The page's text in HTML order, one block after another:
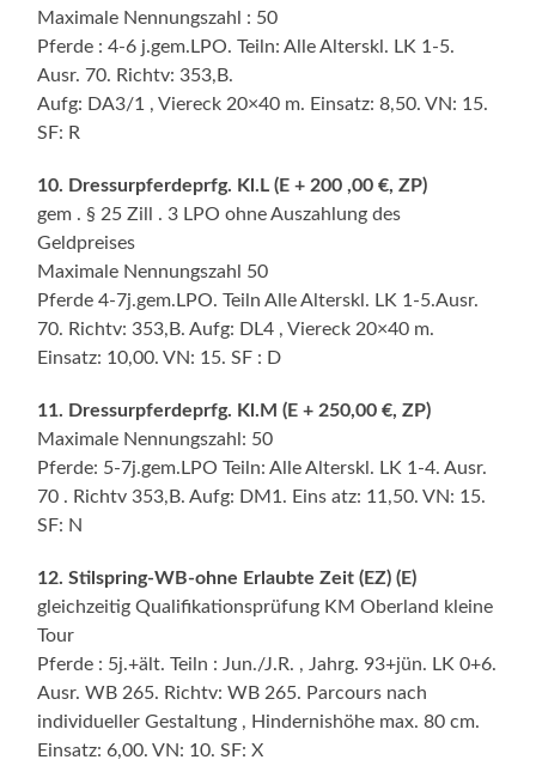
Maximale Nennungszahl : 50
Pferde : 4-6 j.gem.LPO. Teiln: Alle Alterskl. LK 1-5.
Ausr. 70. Richtv: 353,B.
Aufg: DA3/1 , Viereck 20×40 m. Einsatz: 8,50. VN: 15.
SF: R
10. Dressurpferdeprfg. Kl.L (E + 200 ,00 €, ZP)
gem . § 25 Zill . 3 LPO ohne Auszahlung des
Geldpreises
Maximale Nennungszahl 50
Pferde 4-7j.gem.LPO. Teiln Alle Alterskl. LK 1-5.Ausr.
70. Richtv: 353,B. Aufg: DL4 , Viereck 20×40 m.
Einsatz: 10,00. VN: 15. SF : D
11. Dressurpferdeprfg. Kl.M (E + 250,00 €, ZP)
Maximale Nennungszahl: 50
Pferde: 5-7j.gem.LPO Teiln: Alle Alterskl. LK 1-4. Ausr.
70 . Richtv 353,B. Aufg: DM1. Eins atz: 11,50. VN: 15.
SF: N
12. Stilspring-WB-ohne Erlaubte Zeit (EZ) (E)
gleichzeitig Qualifikationsprüfung KM Oberland kleine
Tour
Pferde : 5j.+ält. Teiln : Jun./J.R. , Jahrg. 93+jün. LK 0+6.
Ausr. WB 265. Richtv: WB 265. Parcours nach
individueller Gestaltung , Hindernishöhe max. 80 cm.
Einsatz: 6,00. VN: 10. SF: X